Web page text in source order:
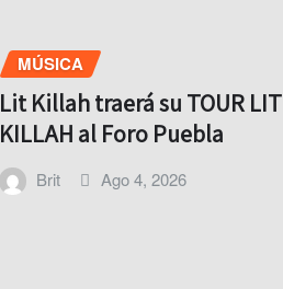
MÚSICA
Lit Killah traerá su TOUR LIT
KILLAH al Foro Puebla
Brit Ago 4, 2026